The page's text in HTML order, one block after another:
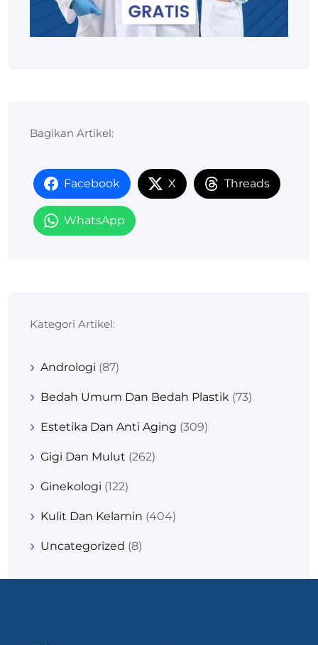
Bagikan Artikel:
Facebook X Threads
WhatsApp
Kategori Artikel:
Andrologi (87)
Bedah Umum Dan Bedah Plastik (73)
Estetika Dan Anti Aging (309)
Gigi Dan Mulut (262)
Ginekologi (122)
Kulit Dan Kelamin (404)
Uncategorized (8)